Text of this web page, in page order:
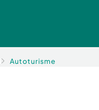
Autoturisme